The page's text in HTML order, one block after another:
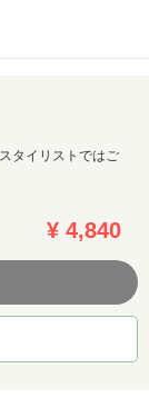
タイリストではご
¥ 4,840